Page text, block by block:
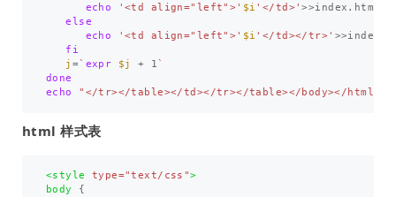
echo
'<td align="left">' $i '</td>'>>index.html
else
echo
'<td align="left">' $i '</td></tr>' >>
fi
j =` expr $j + 1`
echo
"</tr></table></td></tr></table></body></html>"
html 样式表
<style type="text/css">
body
{